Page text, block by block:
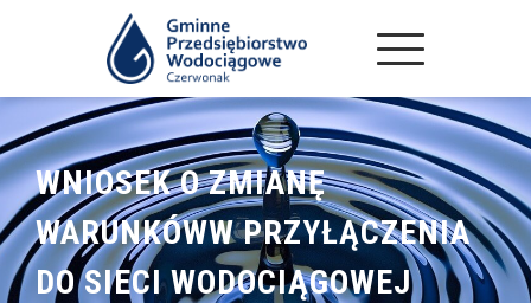
WNIOSEK O ZMIANĘ
WARUNKÓWW PRZYŁĄCZENIA
DO SIECI WODOCIĄGOWEJ